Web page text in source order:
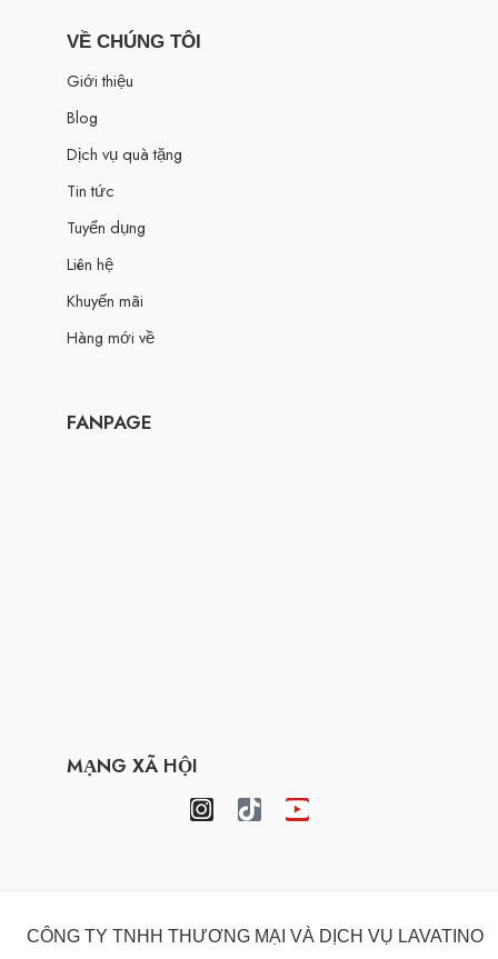
VỀ CHÚNG TÔI
Giới thiệu
Blog
Dịch vụ quà tặng
Tin tức
Tuyển dụng
Liên hệ
Khuyến mãi
Hàng mới về
FANPAGE
MẠNG XÃ HỘI
CÔNG TY TNHH THƯƠNG MẠI VÀ DỊCH VỤ LAVATINO